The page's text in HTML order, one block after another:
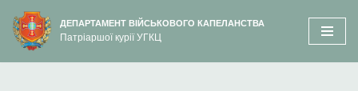
вмісту
Перейти
до
ДЕПАРТАМЕНТ ВІЙСЬКОВОГО КАПЕЛАНСТВА
Патріаршої курії УГКЦ